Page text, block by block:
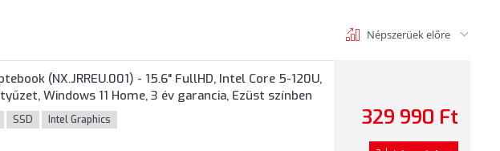
Népszerüek előre
(NX.JRREU.001) - 15.6" FullHD, Intel Core 5-120U,
Windows 11 Home, 3 év garancia, Ezüst színben
SSD Intel Graphics 329 990 Ft